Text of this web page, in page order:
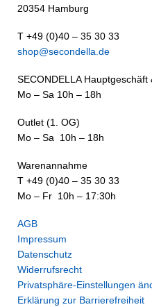
20354 Hamburg
T +49 (0)40 – 35 30 33
shop@secondella.de
SECONDELLA Hauptgeschäft
Mo – Sa 10h – 18h
Outlet (1. OG)
Mo – Sa 10h – 18h
Warenannahme
T +49 (0)40 – 35 30 33
Mo – Fr 10h – 17:30h
AGB
Impressum
Datenschutz
Widerrufsrecht
Privatsphäre-Einstellungen
Erklärung zur Barrierefreiheit